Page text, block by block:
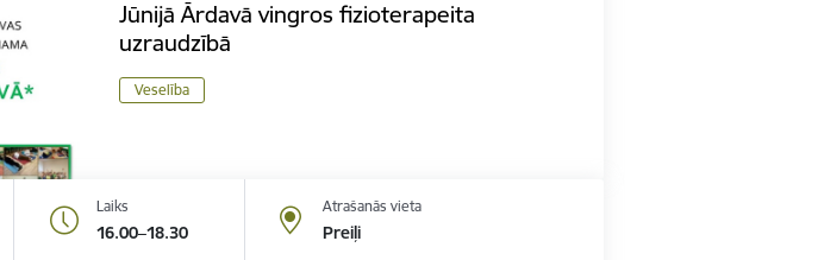
Jūnijā Ārdavā vingros fizioterapeita
uzraudzībā
Veselība
Laiks
16.00–18.30
Atrašanās vieta
Preiļi